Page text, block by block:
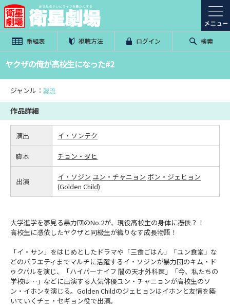
番組表 視聴方法 ログイン 検索
ヤクザの俺が高校生になった#2
ジャンル： 韓流
作品詳細
演出 イ・ソンテク
脚本 チョン・ダヒ
出演 イ・ソジン ユン・チャニョン ボン・ジェヒョン
(Golden Child)
大学進学を夢見る暴力団のNo.2が、現役高校生の身体に憑依？！
高校生に憑依したヤクザと同級生が織りなす成長物語！
「イ・サン」をはじめとしたドラマや「三食ごはん」「ユン食堂」な
どのバラエティまでマルチに活躍するイ・ソジンが暴力団のキム・ド
ゥクパルを演じ、「ハイパーナイフ 闇の天才外科医」「今、私たちの
学校は…」などに出演する人気俳優ユン・チャニョンが高校生のソ
ン・イホンを演じる。Golden Childのジェヒョンはイホンと友情を築
いていくチェ・セギョン役で出演。